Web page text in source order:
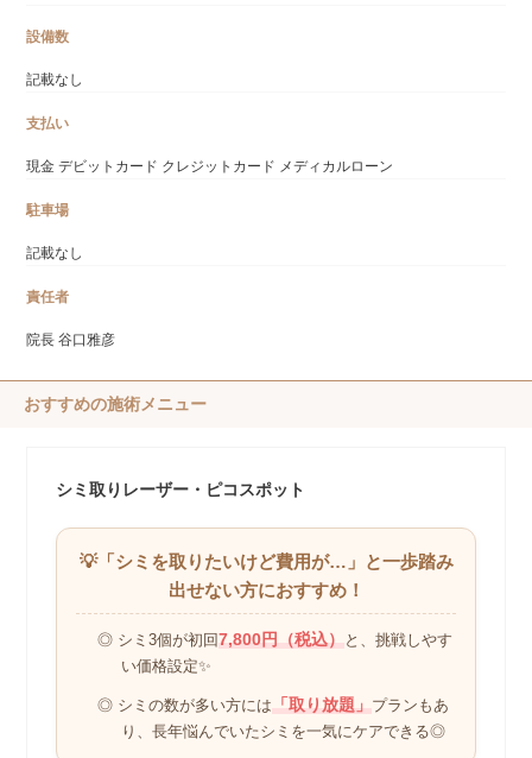
設備数
記載なし
支払い
現金 デビットカード クレジットカード メディカルローン
駐車場
記載なし
責任者
院長 谷口雅彦
おすすめの施術メニュー
シミ取りレーザー・ピコスポット
💡「シミを取りたいけど費用が…」 と一歩踏み
出せない方におすすめ！
◎ シミ3個が初回7,800円（税込）と、挑戦しやす
い価格設定✨
◎ シミの数が多い方には「取り放題」プランもあ
り、 長年悩んでいたシミを一気にケアできる◎